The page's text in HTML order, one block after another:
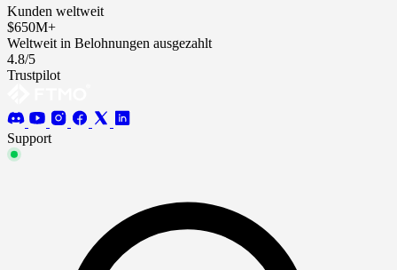
Kunden weltweit
$650M+
Weltweit in Belohnungen ausgezahlt
4.8/5
Trustpilot
Support